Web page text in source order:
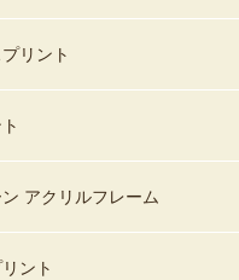
リント
アクリルフレーム
ント